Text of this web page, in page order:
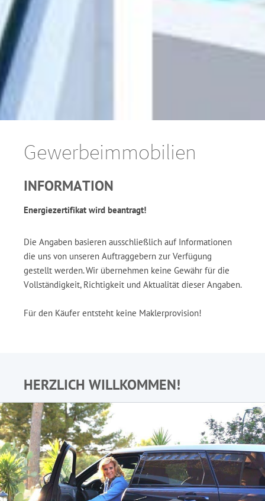
Gewerbeimmobilien
INFORMATION
Energiezertifikat wird beantragt!
Die Angaben basieren ausschließlich auf Informationen
die uns von unseren Auftraggebern zur Verfügung
gestellt werden. Wir übernehmen keine Gewähr für die
Vollständigkeit, Richtigkeit und Aktualität dieser Angaben.
Für den Käufer entsteht keine Maklerprovision!
HERZLICH WILLKOMMEN!